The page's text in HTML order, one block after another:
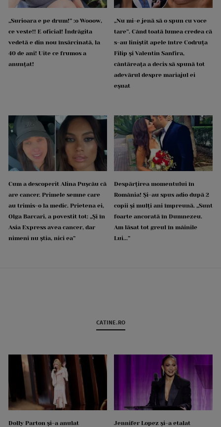
„Surioara e pe drum!” :o Wooow,
ce veste!! E oficial! Îndrăgita
vedetă e din nou însărcinată, la
40 de ani! Uite ce frumos a
anunțat!
„Nu mi-e jenă să o spun cu voce
tare”. Când toată lumea credea că
s-au liniștit apele între Codruța
Filip și Valentin Sanfira,
cântăreața a decis să spună tot
adevărul despre mariajul ei
eșuat
Cum a descoperit Alina Pușcău că
are cancer. Primele semne care
au trimis-o la medic. Prietena ei,
Olga Barcari, a povestit tot: „Și în
Asia Express avea cancer, dar
nimeni nu știa, nici ea”
Despărțirea momentului în
România! Și-au spus adio după 2
copii și mulți ani împreună. „Sunt
foarte ancorată în Dumnezeu.
Am lăsat tot greul în mâinile
Lui...”
CATINE.RO
Dolly Parton și-a anulat
Jennifer Lopez și-a etalat